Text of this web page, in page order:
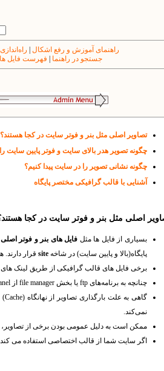
راهنمای آموزش و رفع اشکال
جستجو در راهنما
فهرست فایل ها
تصاویر اصلی مثل بنر و فوتر سایت در کجا هستند؟
چگونه تصویر هدر بالای سایت و فوتر پایین سایت
چگونه نشانی تصویر را در سایت پیدا کنیم؟
آشنایی با قالب گرافیکی مختصر پایگاه
اصلی مثل بنر و فوتر سایت در کجا
بسیاری از فایل ها مثل فایل های بنر و فوتر اصلی
پایگاه(بالا و پایین سایت) در شاخه site قرار
برخی فایل های قالب گرافیکی از طریق لینک
چنانچه به برنامه‌های ftp یا بخش file manager از Cpanel دسترسی دارید، می‌توانید فایل‌های ویرایش شده را به کمک آن‌ها فراگذاری کنید.
نمی‌کند.
ممکن است به دلیل عمومی بودن برخی از تصاویر،
اگر سایت شما از قالب اختصاصی استفاده می کند